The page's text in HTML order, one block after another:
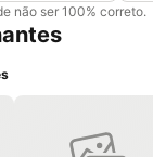
não ser 100% correto.